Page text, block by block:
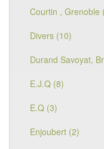
Courtin , Grenoble
Divers (10)
Durand Savoyat,
E.J.Q (8)
E.Q (3)
Enjoubert (2)